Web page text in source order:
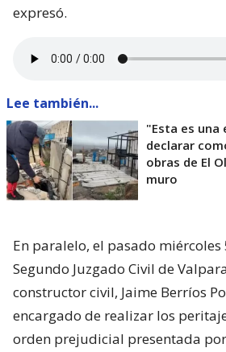
expresó.
Lee también...
"Esta es una
declarar
obras de El
muro
En paralelo, el pasado miércoles
Segundo Juzgado Civil de
constructor civil, Jaime Berríos
encargado de realizar los
orden prejudicial presentada